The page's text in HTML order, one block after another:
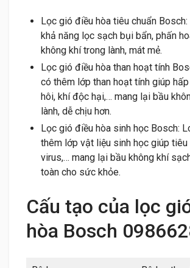
Lọc gió điều hòa tiêu chuẩn
khả năng lọc sạch bụi bẩn, phấn
không khí trong lành, mát mẻ.
Lọc gió điều hòa than hoạt tính
có thêm lớp than hoạt tính giúp
hôi, khí độc hại,… mang lại bầu
lành, dễ chịu hơn.
Lọc gió điều hòa sinh học Bosch:
thêm lớp vật liệu sinh học giúp tiêu
virus,… mang lại bầu không khí
toàn cho sức khỏe.
Cấu tạo của lọc
hòa Bosch